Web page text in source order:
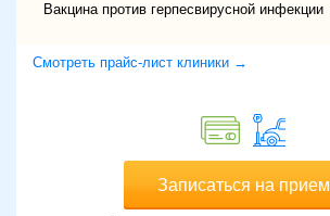
Вакцина против герпесвирусной инфекции
Смотреть прайс-лист клиники →
Записаться на прием